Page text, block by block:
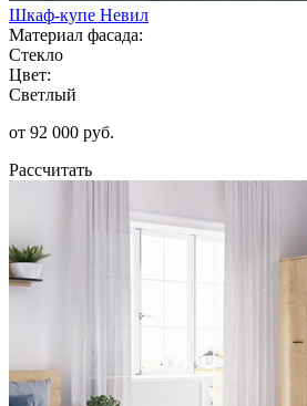
Шкаф-купе Невил
Материал фасада:
Стекло
Цвет:
Светлый
от 92 000 руб.
Рассчитать